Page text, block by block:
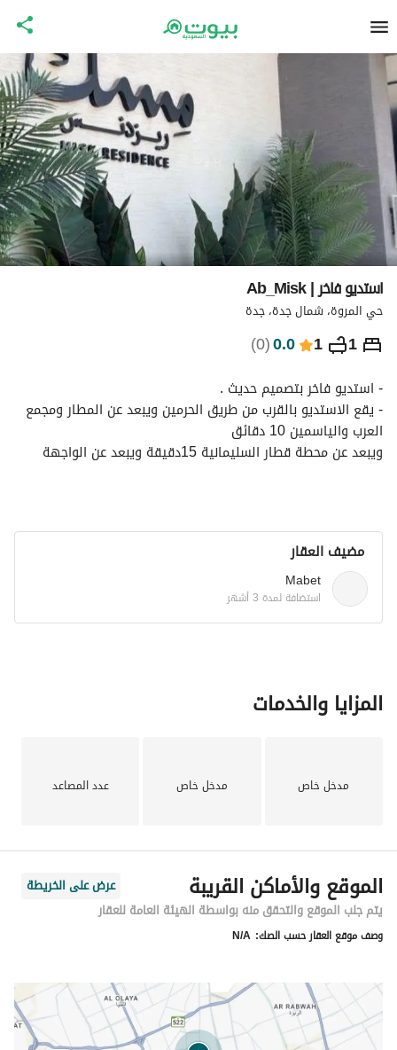
استديو فاخر | Ab_Misk
حي المروة، شمال جدة، جدة
1
1
0.0
(
0
) ⃁
1,219ليلة
التفاصيل الاماكن القريبة
- استديو فاخر بتصميم حديث .
العرب والياسمين 10 دقائق
- يتوفر تلفزيون بحجم 55 بوصة ، إنترنت 5G، آلة قهوة ، ثلاجة ،
غلاية شاي ، وغيرها.
- يتوفر توصيل سوبر ماركت .
-تسجيل دخول ذاتي سهل الاستخدام .
( يرجى مراعاة مستوى الضوضاء )
مضيف العقار
Mabet
استضافة لمدة 3 أشهر
المزايا والخدمات
مدخل خاص مدخل خاص عدد المصاعد
الموقع والأماكن القريبة
عرض على الخريطة
يتم جلب الموقع والتحقق منه بواسطة الهيئة العامة للعقار
وصف موقع العقار حسب الصك: N/A